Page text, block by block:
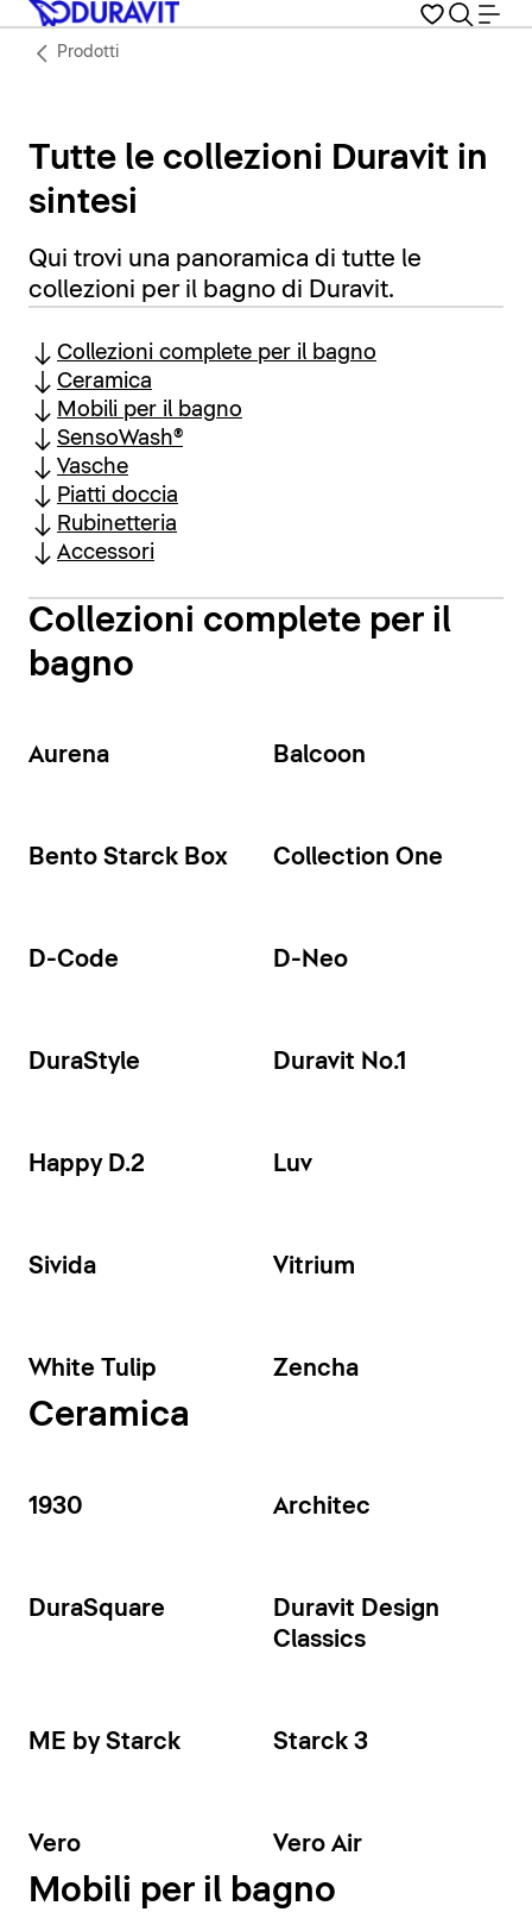
Prodotti
Tutte le collezioni Duravit in
sintesi
Qui trovi una panoramica di tutte le
collezioni per il bagno di Duravit.
Collezioni complete per il bagno
Ceramica
Mobili per il bagno
SensoWash®
Vasche
Piatti doccia
Rubinetteria
Accessori
Collezioni complete per il
bagno
Aurena Balcoon
Bento Starck Box Collection One
D-Code D-Neo
DuraStyle Duravit No.1
Happy D.2 Luv
Sivida Vitrium
White Tulip Zencha
Ceramica
1930 Architec
DuraSquare
Duravit Design
Classics
ME by Starck Starck 3
Vero Vero Air
Mobili per il bagno